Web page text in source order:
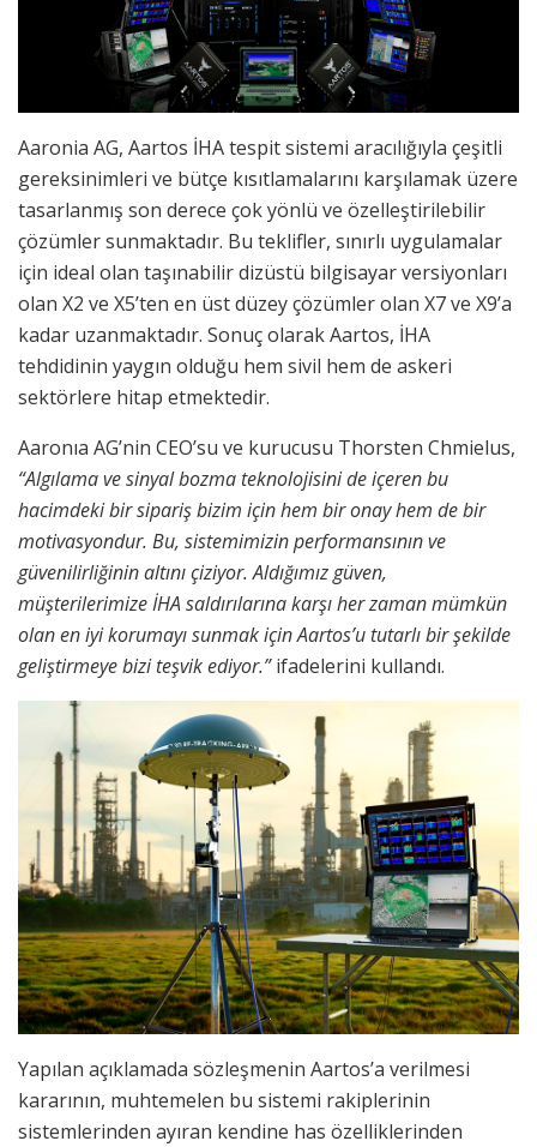
Aaronia AG, Aartos İHA tespit sistemi aracılığıyla çeşitli
gereksinimleri ve bütçe kısıtlamalarını karşılamak üzere
tasarlanmış son derece çok yönlü ve özelleştirilebilir
çözümler sunmaktadır. Bu teklifler, sınırlı uygulamalar
için ideal olan taşınabilir dizüstü bilgisayar versiyonları
olan X2 ve X5’ten en üst düzey çözümler olan X7 ve X9’a
kadar uzanmaktadır. Sonuç olarak Aartos, İHA
tehdidinin yaygın olduğu hem sivil hem de askeri
sektörlere hitap etmektedir.
Aaronıa AG’nin CEO’su ve kurucusu Thorsten Chmielus,
“Algılama ve sinyal bozma teknolojisini de içeren bu
hacimdeki bir sipariş bizim için hem bir onay hem de bir
motivasyondur. Bu, sistemimizin performansının ve
güvenilirliğinin altını çiziyor. Aldığımız güven,
müşterilerimize İHA saldırılarına karşı her zaman mümkün
olan en iyi korumayı sunmak için Aartos’u tutarlı bir şekilde
geliştirmeye bizi teşvik ediyor.”ifadelerini kullandı.
Yapılan açıklamada sözleşmenin Aartos’a verilmesi
kararının, muhtemelen bu sistemi rakiplerinin
sistemlerinden ayıran kendine has özelliklerinden